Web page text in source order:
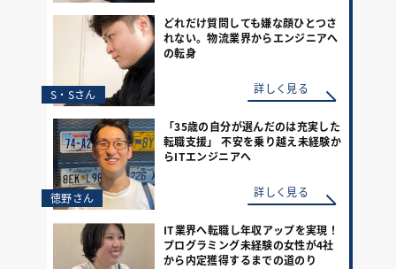
S・Sさん
どれだけ質問しても嫌な顔ひとつさ
れない。物流業界からエンジニアへ
の転身
詳しく見る
徳野さん
「35歳の自分が選んだのは充実した
転職支援」 不安を乗り越え未経験か
らITエンジニアへ
詳しく見る
IT業界へ転職し年収アップを実現！
プログラミング未経験の女性が4社
から内定獲得するまでの道のり